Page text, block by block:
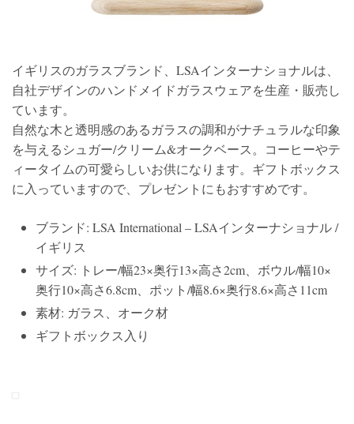
イギリスのガラスブランド、LSAインターナショナルは、
自社デザインのハンドメイドガラスウェアを生産・販売し
ています。
自然な木と透明感のあるガラスの調和がナチュラルな印象
を与えるシュガー/クリーム&オークベース。コーヒーやテ
ィータイムの可愛らしいお供になります。ギフトボックス
に入っていますので、プレゼントにもおすすめです。
ブランド: LSA International – LSAインターナショナル /
イギリス
サイズ: トレー/幅23×奥行13×高さ2cm、ボウル/幅10×
奥行10×高さ6.8cm、ポット/幅8.6×奥行8.6×高さ11cm
素材: ガラス、オーク材
ギフトボックス入り